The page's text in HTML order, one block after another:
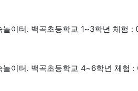
놀이터. 백곡초등학교 1~3학년 체험 :
놀이터. 백곡초등학교 4~6학년 체험